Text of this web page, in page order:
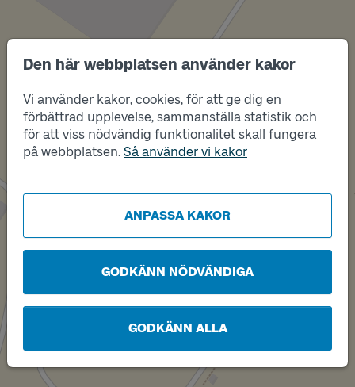
Den här webbplatsen använder kakor
Vi använder kakor, cookies, för att ge dig en
förbättrad upplevelse, sammanställa statistik och
för att viss nödvändig funktionalitet skall fungera
på webbplatsen. Så använder vi kakor
ANPASSA KAKOR
GODKÄNN NÖDVÄNDIGA
GODKÄNN ALLA
A
Läge
B
Läge
C
Läge
D
Läge
E